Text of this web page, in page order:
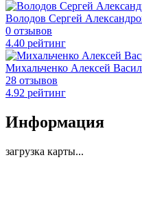
Володов Сергей
0 отзывов
4.40 рейтинг
Михальченко Алексей
28 отзывов
4.92 рейтинг
Информация
загрузка карты...